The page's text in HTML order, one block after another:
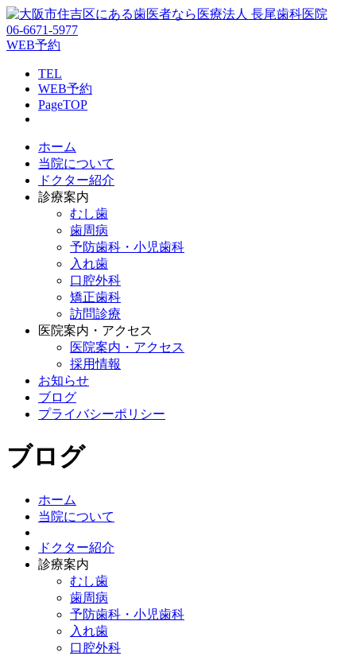
06-6671-5977
WEB予約
TEL
WEB予約
PageTOP
ホーム
当院について
ドクター紹介
診療案内
むし歯
歯周病
予防歯科・小児歯科
入れ歯
口腔外科
矯正歯科
訪問診療
医院案内・アクセス
医院案内・アクセス
採用情報
お知らせ
ブログ
プライバシーポリシー
ブログ
ホーム
当院について
ドクター紹介
診療案内
むし歯
歯周病
予防歯科・小児歯科
入れ歯
口腔外科